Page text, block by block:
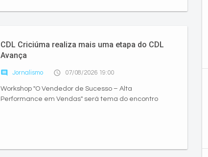
CDL Criciúma realiza mais uma etapa do CDL
Avança
comment Jornalismo access_time 07/08/2026 19:00
Workshop "O Vendedor de Sucesso – Alta
Performance em Vendas" será tema do encontro